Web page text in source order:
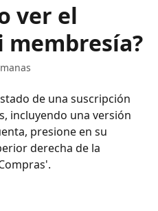
ver el
membresía?
de una suscripción
incluyendo una versión
presione en su
derecha de la